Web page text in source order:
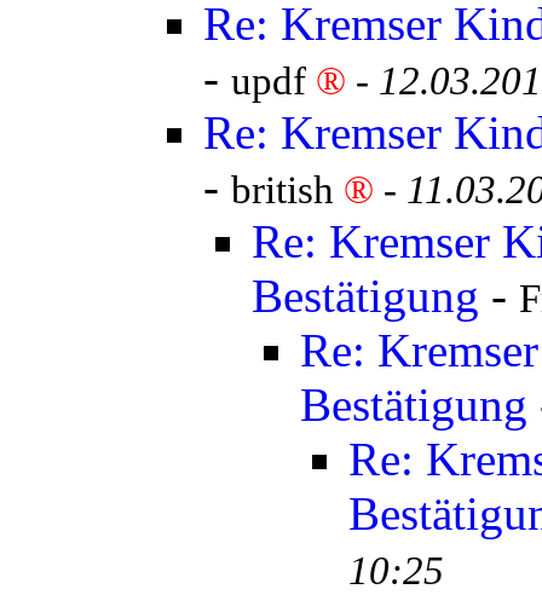
Re: Kremser
- updf ® -
Re: Kremser
- british ® -
Re: Kremser
Bestätigung -
Re:
Bestätigung
Re:
10:25